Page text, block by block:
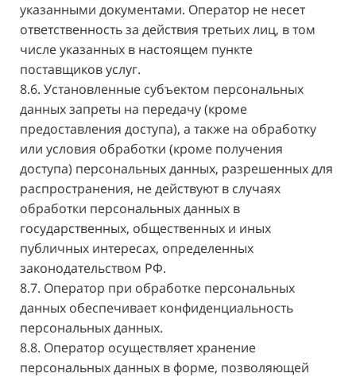
указанными документами. Оператор не несет
ответственность за действия третьих лиц, в том
числе указанных в настоящем пункте
поставщиков услуг.
8.6. Установленные субъектом персональных
данных запреты на передачу (кроме
предоставления доступа), а также на обработку
или условия обработки (кроме получения
доступа) персональных данных, разрешенных для
распространения, не действуют в случаях
обработки персональных данных в
государственных, общественных и иных
публичных интересах, определенных
законодательством РФ.
8.7. Оператор при обработке персональных
данных обеспечивает конфиденциальность
персональных данных.
8.8. Оператор осуществляет хранение
персональных данных в форме, позволяющей